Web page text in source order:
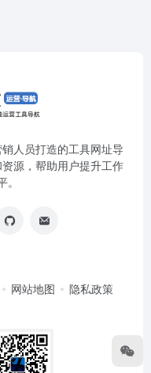
人员打造的工具网址导
源，帮助用户提升工作
网站地图 隐私政策